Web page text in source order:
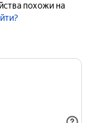
похожи на